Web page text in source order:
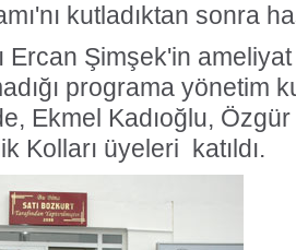
kutladıktan sonra
Ercan Şimşek'in
programa yönetim
Ekmel Kadıoğlu,
Kolları üyeleri katıldı.